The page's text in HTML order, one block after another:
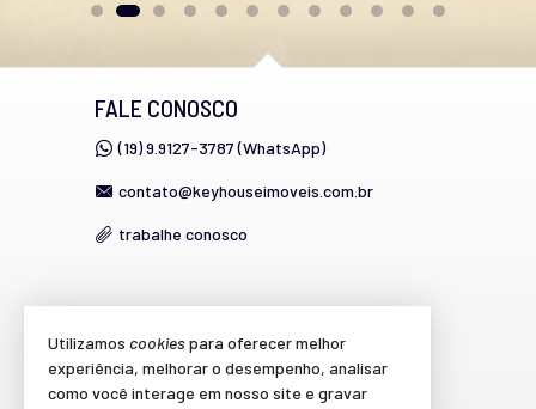
FALE CONOSCO
(19) 9.9127-3787 (WhatsApp)
contato@keyhouseimoveis.com.br
trabalhe conosco
cadastre seu imóvel
Utilizamos cookiespara oferecer melhor
experiência, melhorar o desempenho, analisar
como você interage em nosso site e gravar